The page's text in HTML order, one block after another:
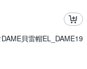
貝雷帽EL_DAME19